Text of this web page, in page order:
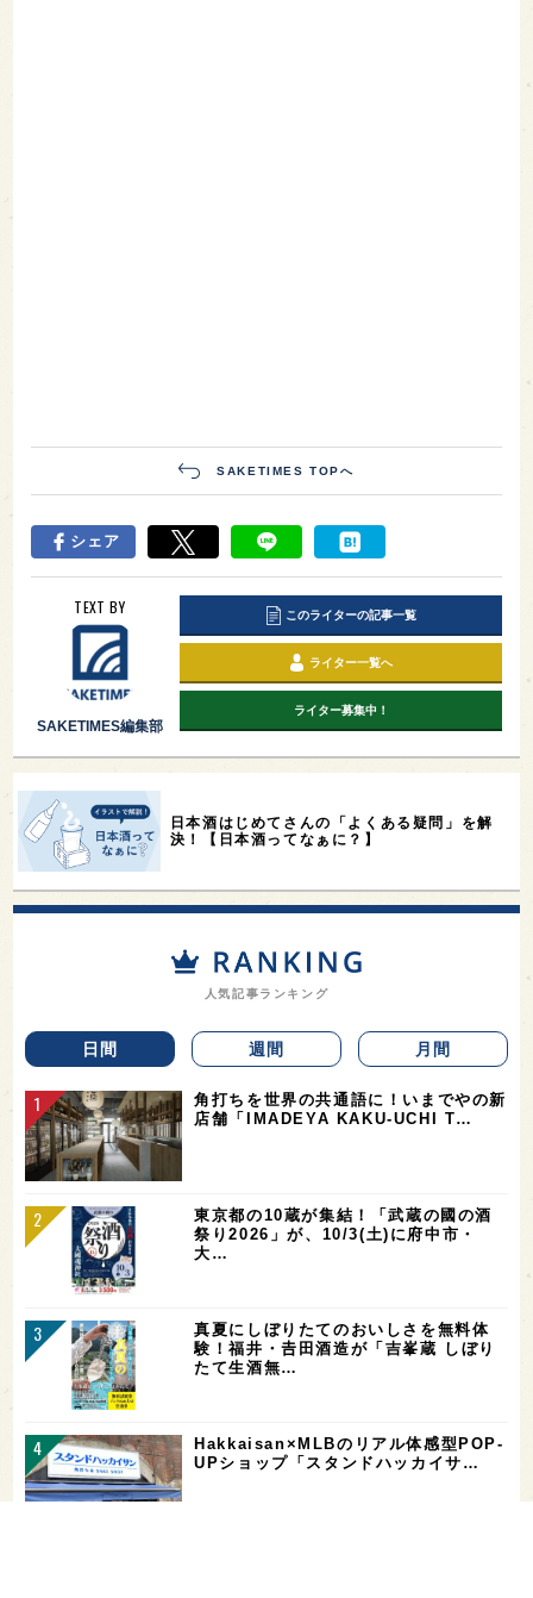
SAKETIMES TOPへ
シェア
TEXT BY
SAKETIMES編集部
このライターの記事一覧
ライター一覧へ
ライター募集中！
日本酒はじめてさんの「よくある疑問」を解
決！【日本酒ってなぁに？】
人気記事ランキング
日間 週間 月間
角打ちを世界の共通語に！いまでやの新
店舗「IMADEYA KAKU-UCHI T…
東京都の10蔵が集結！「武蔵の國の酒
祭り2026」が、10/3(土)に府中市・
大…
真夏にしぼりたてのおいしさを無料体
験！福井・𠮷田酒造が「吉峯蔵 しぼり
たて生酒無…
Hakkaisan×MLBのリアル体感型POP-
UPショップ「スタンドハッカイサ…